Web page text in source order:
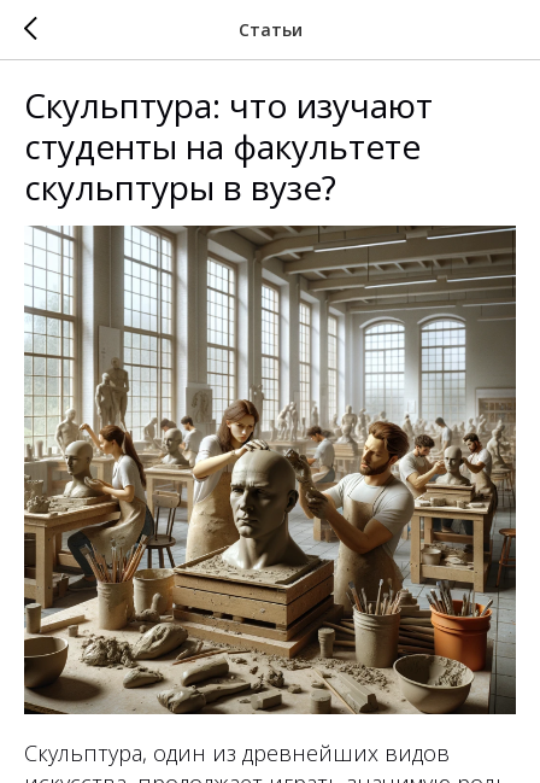
Статьи
Скульптура: что изучают
студенты на факультете
скульптуры в вузе?
Скульптура, один из древнейших видов